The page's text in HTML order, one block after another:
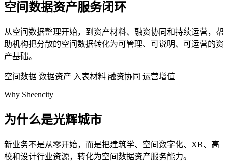
空间数据资产服务闭环
从空间数据整理开始，到资产材料、融资协同和持续运营，帮
助机构把分散的空间数据转化为可管理、可说明、可运营的资
产基础。
空间数据 数据资产 入表材料 融资协同 运营增值
Why Sheencity
为什么是光辉城市
新业务不是从零开始，而是把建筑学、空间数字化、XR、高
校和设计行业资源，转化为空间数据资产服务能力。